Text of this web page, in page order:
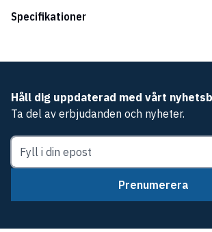
Specifikationer
Håll dig uppdaterad med vårt
Ta del av erbjudanden och nyheter.
Prenumerera